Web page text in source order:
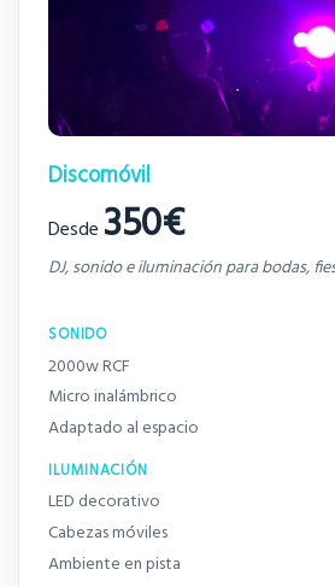
Discomóvil
Desde 350€
DJ, sonido e iluminación para bodas,
SONIDO
2000w RCF
Micro inalámbrico
Adaptado al espacio
ILUMINACIÓN
LED decorativo
Cabezas móviles
Ambiente en pista